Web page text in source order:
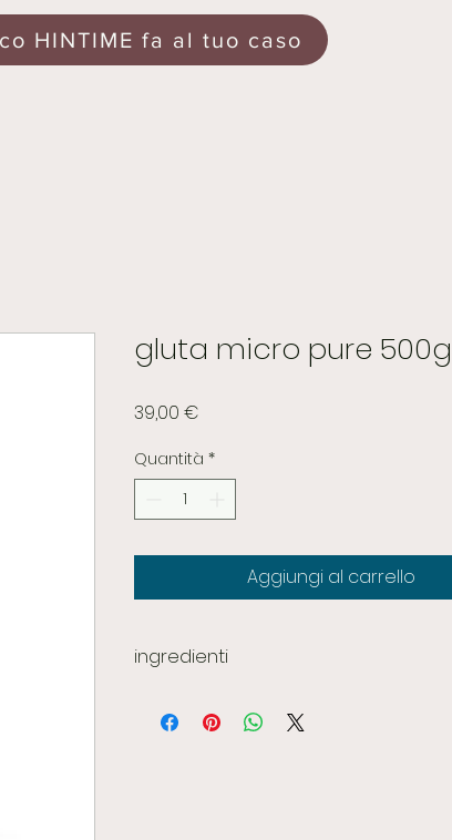
HINTIME fa al tuo caso
gluta micro pure
39,00 €
Quantità *
Aggiungi al carrello
ingredienti